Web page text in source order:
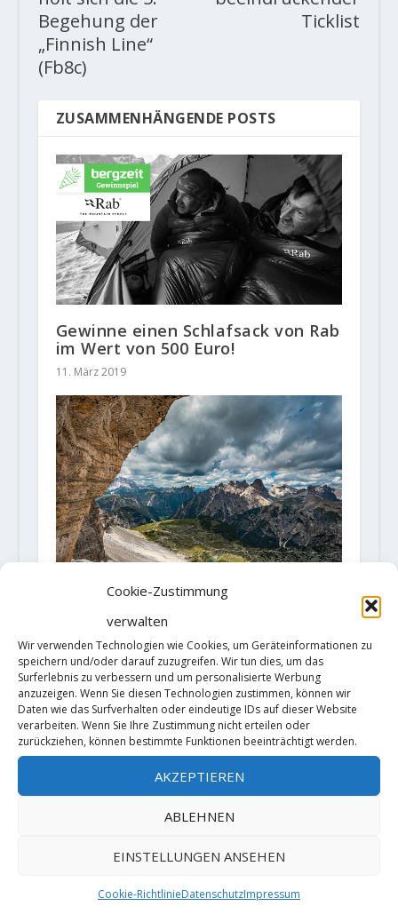
Cookie-Zustimmung
verwalten
Wir verwenden Technologien wie Cookies, um Geräteinformationen zu
speichern und/oder darauf zuzugreifen. Wir tun dies, um das
Surferlebnis zu verbessern und um personalisierte Werbung
anzuzeigen. Wenn Sie diesen Technologien zustimmen, können wir
Daten wie das Surfverhalten oder eindeutige IDs auf dieser Website
verarbeiten. Wenn Sie Ihre Zustimmung nicht erteilen oder
zurückziehen, können bestimmte Funktionen beeinträchtigt werden.
AKZEPTIEREN
ABLEHNEN
EINSTELLUNGEN ANSEHEN
Cookie-RichtlinieDatenschutzImpressum
Begehung der
„Finnish Line“
(Fb8c)
Ticklist
ZUSAMMENHÄNGENDE POSTS
Gewinne einen Schlafsack von Rab
im Wert von 500 Euro!
11. März 2019
Łukasz Dudek mit Rope-Solo
Begehung von „Bellavista“ (XI-/8c)
24. August 2020